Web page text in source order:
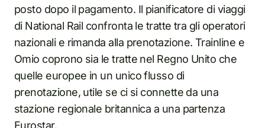
posto dopo il pagamento. Il pianificatore di viaggi
di National Rail confronta le tratte tra gli operatori
nazionali e rimanda alla prenotazione. Trainline e
Omio coprono sia le tratte nel Regno Unito che
quelle europee in un unico flusso di
prenotazione, utile se ci si connette da una
stazione regionale britannica a una partenza